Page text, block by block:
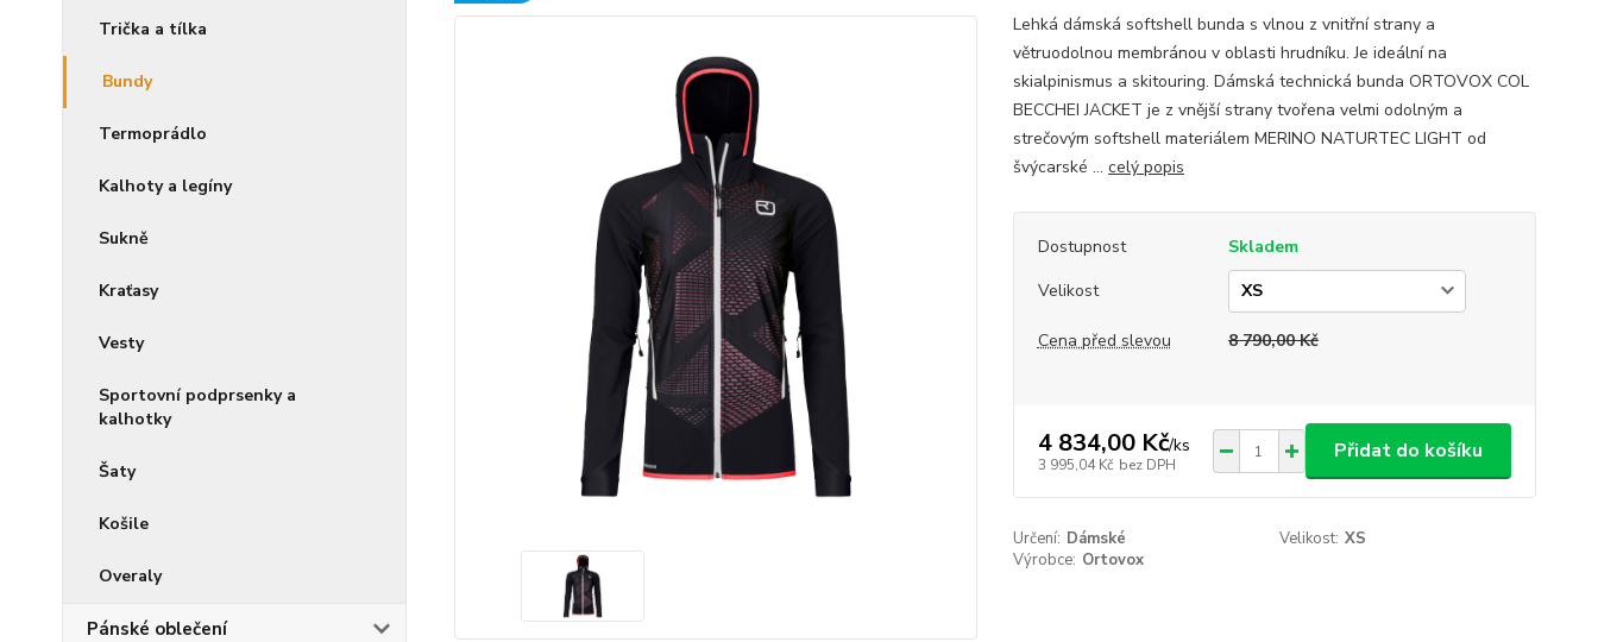
Trička a tílka
Bundy
Termoprádlo
Kalhoty a legíny
Sukně
Kraťasy
Vesty
Sportovní podprsenky a
kalhotky
Šaty
Košile
Overaly
Pánské oblečení
Lehká dámská softshell bunda s vlnou z vnitřní strany a
větruodolnou membránou v oblasti hrudníku. Je ideální na
skialpinismus a skitouring. Dámská technická bunda ORTOVOX COL
BECCHEI JACKET je z vnější strany tvořena velmi odolným a
strečovým softshell materiálem MERINO NATURTEC LIGHT od
švýcarské ... celý popis
Dostupnost
Skladem
Velikost
Cena před slevou 8 790,00 Kč
4 834,00 Kč/ks
3 995,04 Kč bez DPH
Přidat do košíku
Určení: Dámské Velikost: XS
Výrobce: Ortovox